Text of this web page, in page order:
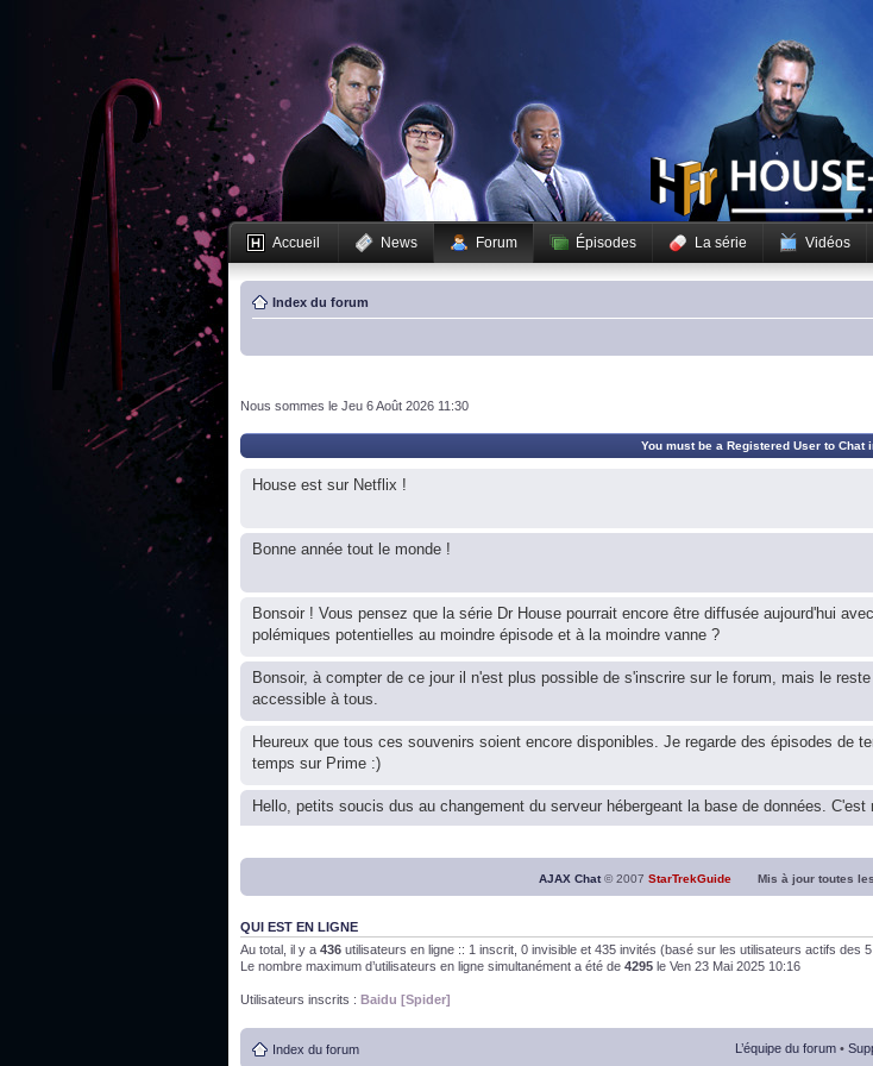
Accueil News Forum Épisodes La série Vidéos
Index du forum
Nous sommes le Jeu 6 Août 2026 11:30
You must be a Registered User to Chat
House est sur Netflix !
Bonne année tout le monde !
Bonsoir ! Vous pensez que la série Dr House pourrait encore être diffusée aujourd'hui
polémiques potentielles au moindre épisode et à la moindre vanne ?
Bonsoir, à compter de ce jour il n'est plus possible de s'inscrire sur le forum, mais le
accessible à tous.
Heureux que tous ces souvenirs soient encore disponibles. Je regarde des épisodes de
temps sur Prime :)
Hello, petits soucis dus au changement du serveur hébergeant la base de données. C'est
Bon, 2020, ça n'a pas trop marché. JE vous souhaite une année 2021 plus belle que 2020 !
J'ai l'impression que nous n'avons pas fait les survivor des épisodes issus des saisons
Bonne année 2020 !
AJAX Chat© 2007 StarTrekGuide Mis à jour toutes les
QUI EST EN LIGNE
Au total, il y a 436 utilisateurs en ligne :: 1 inscrit, 0 invisible et 435 invités (basé sur les utilisateurs actifs des
Le nombre maximum d’utilisateurs en ligne simultanément a été de 4295 le Ven 23 Mai 2025 10:16
Utilisateurs inscrits : Baidu [Spider]
Index du forum L’équipe du forum •